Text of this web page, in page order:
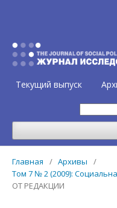
Текущий выпуск
Главная / Архивы
/
Том 7 № 2 (2009):
ОТ РЕДАКЦИИ